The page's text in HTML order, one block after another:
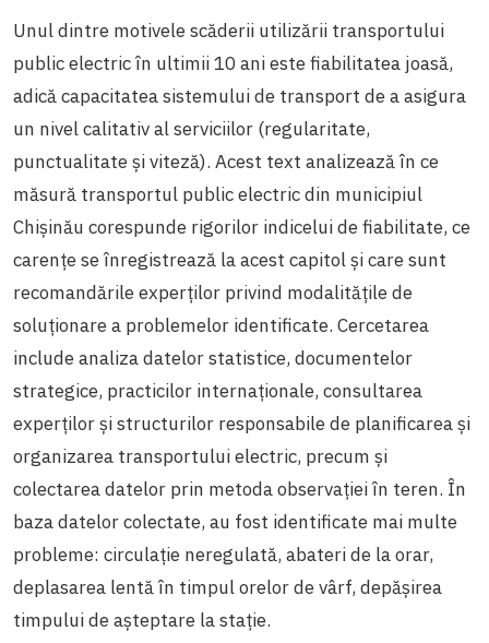
Unul dintre motivele scăderii utilizării transportului
public electric în ultimii 10 ani este fiabilitatea joasă,
adică capacitatea sistemului de transport de a asigura
un nivel calitativ al serviciilor (regularitate,
punctualitate și viteză). Acest text analizează în ce
măsură transportul public electric din municipiul
Chișinău corespunde rigorilor indicelui de fiabilitate, ce
carențe se înregistrează la acest capitol și care sunt
recomandările experților privind modalitățile de
soluționare a problemelor identificate. Cercetarea
include analiza datelor statistice, documentelor
strategice, practicilor internaționale, consultarea
experților și structurilor responsabile de planificarea și
organizarea transportului electric, precum și
colectarea datelor prin metoda observației în teren. În
baza datelor colectate, au fost identificate mai multe
probleme: circulație neregulată, abateri de la orar,
deplasarea lentă în timpul orelor de vârf, depășirea
timpului de așteptare la stație.